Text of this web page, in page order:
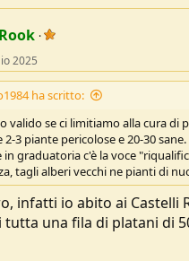
2025
ha scritto:
valido se ci limitiamo alla cura di
2-3 piante pericolose e 20-30
in graduatoria c'è la voce
tagli alberi vecchi ne pianti di
infatti io abito ai
una fila di platani di